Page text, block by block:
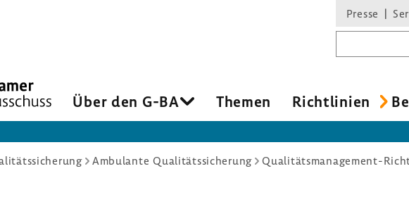
Presse
Über den G-BA Themen Richt­li­nien
Ambulante Qualitätssicherung